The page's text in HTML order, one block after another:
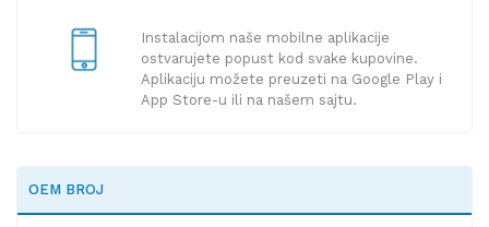
Instalacijom naše mobilne aplikacije
ostvarujete popust kod svake kupovine.
Aplikaciju možete preuzeti na Google Play i
App Store-u ili na našem sajtu.
OEM BROJ